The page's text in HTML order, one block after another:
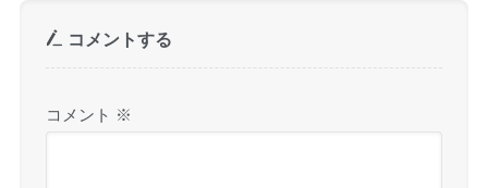
コメントする
コメント ※